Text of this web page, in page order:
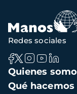
Navegación
principal
Quienes
Qué hacemos
Redes sociales